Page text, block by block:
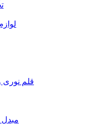
قلم نوری
مبدل